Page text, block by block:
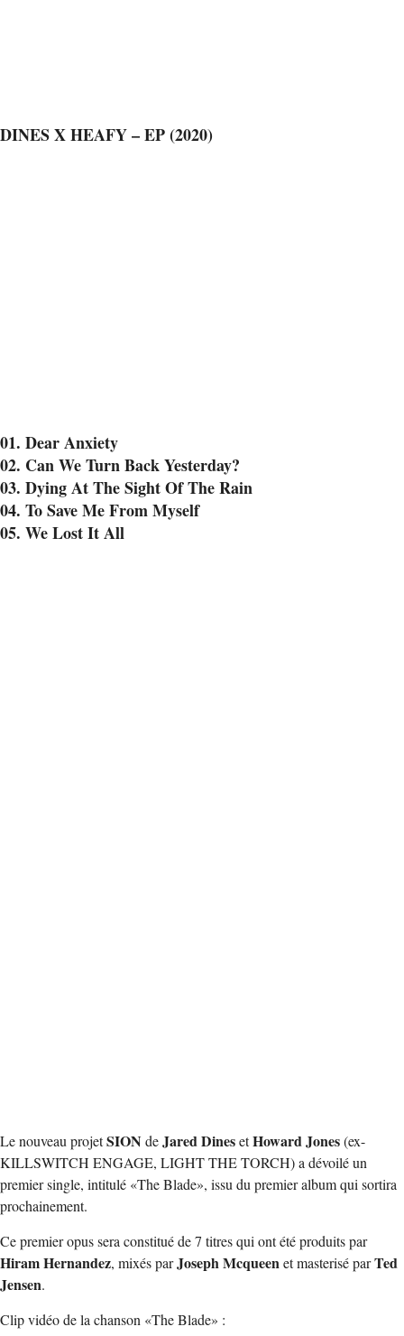
DINES X HEAFY – EP (2020)
01. Dear Anxiety
02. Can We Turn Back Yesterday?
03. Dying At The Sight Of The Rain
04. To Save Me From Myself
05. We Lost It All
Le nouveau projetSION deJared DinesetHoward Jones(ex-
KILLSWITCH ENGAGE, LIGHT THE TORCH) a dévoilé un
premier single, intitulé «The Blade», issu du premier album qui sortira
prochainement.
Ce premier opus sera constitué de 7 titres qui ont été produits par
Hiram Hernandez, mixés parJoseph Mcqueenet masterisé parTed
Jensen.
Clip vidéo de la chanson «The Blade» :